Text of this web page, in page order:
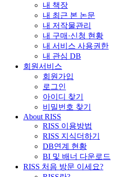
내 책장
내 최근 본 논문
내 저작물관리
내 구매·신청 현황
내 서비스 사용권한
내 관심 DB
회원서비스
회원가입
로그인
아이디 찾기
비밀번호 찾기
About RISS
RISS 이용방법
RISS 지식더하기
DB연계 현황
BI 및 배너 다운로드
RISS 처음 방문 이세요?